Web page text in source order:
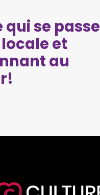
qui se passe
et
au